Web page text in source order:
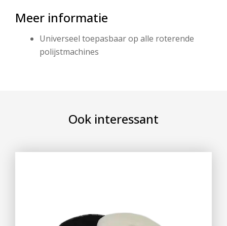
Meer informatie
Universeel toepasbaar op alle roterende
polijstmachines
Ook interessant